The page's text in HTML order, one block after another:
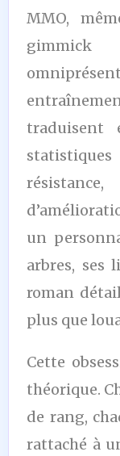
MMO,
gimmick
traduisent
un
arbres, ses
roman
plus que
Cette
théorique.
de rang,
rattaché à